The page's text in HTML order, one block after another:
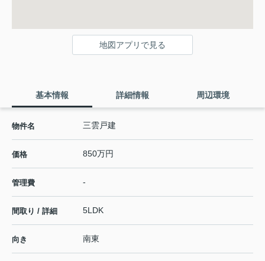
地図アプリで見る
基本情報 詳細情報 周辺環境
物件名 三雲戸建
価格 850万円
管理費 -
間取り / 詳細 5LDK
向き 南東